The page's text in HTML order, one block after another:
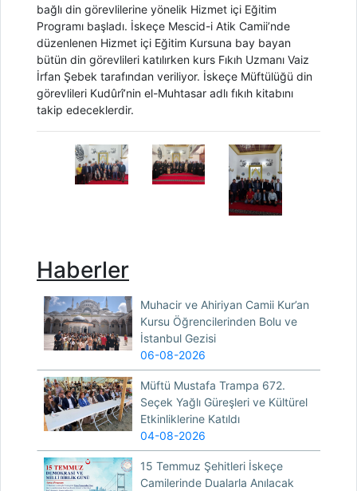
bağlı din görevlilerine yönelik Hizmet içi Eğitim
Programı başladı. İskeçe Mescid-i Atik Camii’nde
düzenlenen Hizmet içi Eğitim Kursuna bay bayan
bütün din görevlileri katılırken kurs Fıkıh Uzmanı Vaiz
İrfan Şebek tarafından veriliyor. İskeçe Müftülüğü din
görevlileri Kudûrî’nin el-Muhtasar adlı fıkıh kitabını
takip edeceklerdir.
Haberler
Muhacir ve Ahiriyan Camii Kur’an
Kursu Öğrencilerinden Bolu ve
İstanbul Gezisi
06-08-2026
Müftü Mustafa Trampa 672.
Seçek Yağlı Güreşleri ve Kültürel
Etkinliklerine Katıldı
04-08-2026
15 Temmuz Şehitleri İskeçe
Camilerinde Dualarla Anılacak